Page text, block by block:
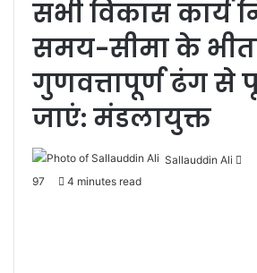
सभी विकास कार्य
समय-सीमा के
गुणवत्तापूर्ण ढंग से
जाएं: मंडलायुक्त
Sallauddin Ali
97
4 minutes read